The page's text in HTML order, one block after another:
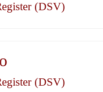
(DSV)
(DSV)